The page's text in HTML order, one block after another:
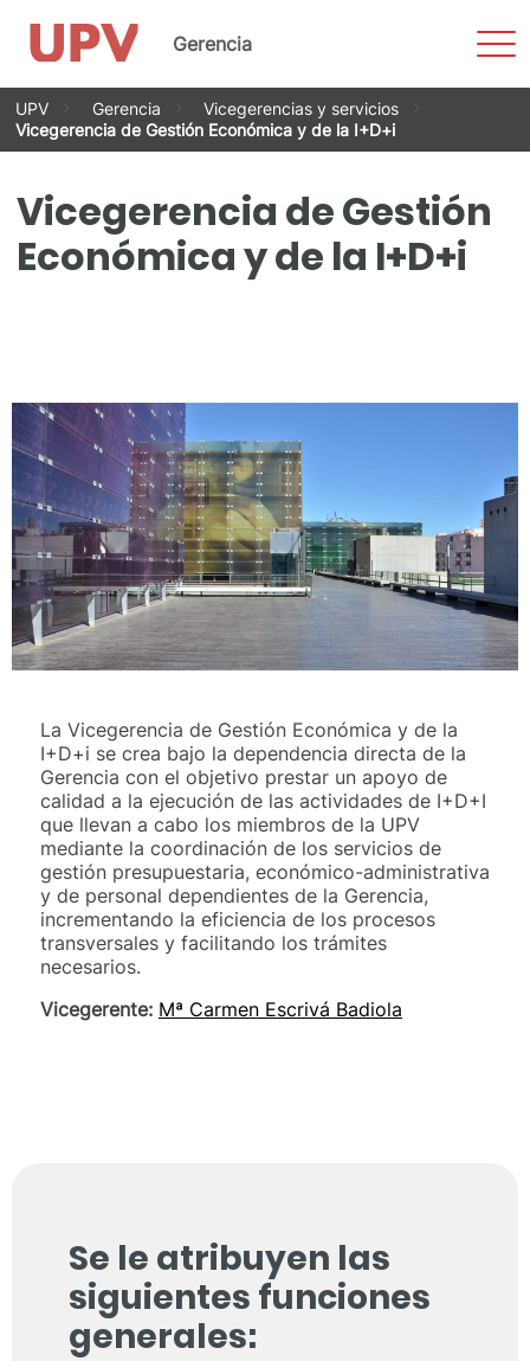
Saltar
contenido
Gerencia
UPV Gerencia
Vicegerencias y servicios
Vicegerencia de Gestión Económica y de la I+D+i
Vicegerencia de Gestión
Económica y de la I+D+i
La Vicegerencia de Gestión Económica y de la
I+D+i se crea bajo la dependencia directa de la
Gerencia con el objetivo prestar un apoyo de
calidad a la ejecución de las actividades de I+D+I
que llevan a cabo los miembros de la UPV
mediante la coordinación de los servicios de
gestión presupuestaria, económico-administrativa
y de personal dependientes de la Gerencia,
incrementando la eficiencia de los procesos
transversales y facilitando los trámites
necesarios.
Vicegerente: Mª Carmen Escrivá Badiola
Se le atribuyen las
siguientes funciones
generales: